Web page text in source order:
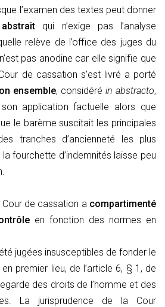
l’examen des textes peut donner
qui n’exige pas l’analyse
relève de l’office des juges du
pas anodine car elle signifie que
de cassation s’est livré a porté
ensemble, considéré in abstracto,
application factuelle alors que
le barème suscitait les principales
tranches d’ancienneté les plus
fourchette d’indemnités laisse peu
de cassation a compartimenté
en fonction des normes en
jugées insusceptibles de fonder le
premier lieu, de l’article 6, § 1, de
des droits de l’homme et des
La jurisprudence de la Cour